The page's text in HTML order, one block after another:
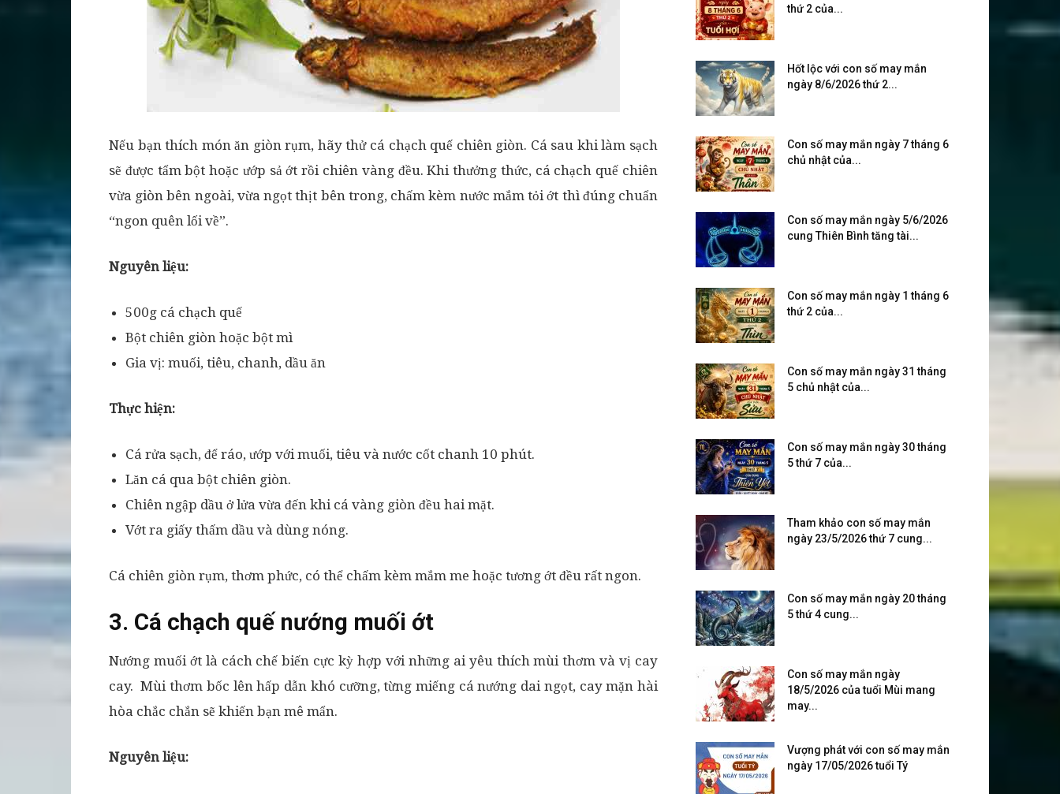
Nếu bạn thích món ăn giòn rụm, hãy thử cá chạch quế chiên giòn. Cá sau khi làm sạch
sẽ được tẩm bột hoặc ướp sả ớt rồi chiên vàng đều. Khi thưởng thức, cá chạch quế chiên
vừa giòn bên ngoài, vừa ngọt thịt bên trong, chấm kèm nước mắm tỏi ớt thì đúng chuẩn
“ngon quên lối về”.
Nguyên liệu:
500g cá chạch quế
Bột chiên giòn hoặc bột mì
Gia vị: muối, tiêu, chanh, dầu ăn
Thực hiện:
Cá rửa sạch, để ráo, ướp với muối, tiêu và nước cốt chanh 10 phút.
Lăn cá qua bột chiên giòn.
Chiên ngập dầu ở lửa vừa đến khi cá vàng giòn đều hai mặt.
Vớt ra giấy thấm dầu và dùng nóng.
Cá chiên giòn rụm, thơm phức, có thể chấm kèm mắm me hoặc tương ớt đều rất ngon.
3. Cá chạch quế nướng muối ớt
Nướng muối ớt là cách chế biến cực kỳ hợp với những ai yêu thích mùi thơm và vị cay
cay. Mùi thơm bốc lên hấp dẫn khó cưỡng, từng miếng cá nướng dai ngọt, cay mặn hài
hòa chắc chắn sẽ khiến bạn mê mẩn.
Nguyên liệu:
thứ 2 của...
Hốt lộc với con số may mắn
ngày 8/6/2026 thứ 2...
Con số may mắn ngày 7 tháng 6
chủ nhật của...
Con số may mắn ngày 5/6/2026
cung Thiên Bình tăng tài...
Con số may mắn ngày 1 tháng 6
thứ 2 của...
Con số may mắn ngày 31 tháng
5 chủ nhật của...
Con số may mắn ngày 30 tháng
5 thứ 7 của...
Tham khảo con số may mắn
ngày 23/5/2026 thứ 7 cung...
Con số may mắn ngày 20 tháng
5 thứ 4 cung...
Con số may mắn ngày
18/5/2026 của tuổi Mùi mang
may...
Vượng phát với con số may mắn
ngày 17/05/2026 tuổi Tý